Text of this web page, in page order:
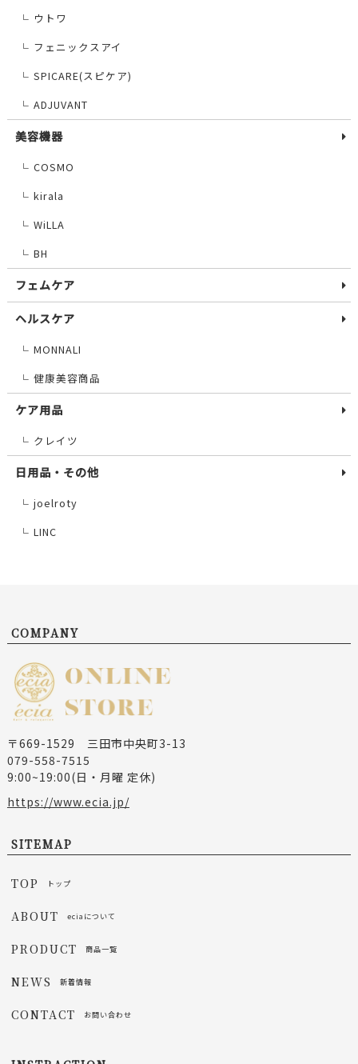
└ ウトワ
└ フェニックスアイ
└ SPICARE(スピケア)
└ ADJUVANT
美容機器
└ COSMO
└ kirala
└ WiLLA
└ BH
フェムケア
ヘルスケア
└ MONNALI
└ 健康美容商品
ケア用品
└ クレイツ
日用品・その他
└ joelroty
└ LINC
COMPANY
〒669-1529 三田市中央町3-13
079-558-7515
9:00~19:00(日・月曜 定休)
https://www.ecia.jp/
SITEMAP
TOP トップ
ABOUT eciaについて
PRODUCT 商品一覧
NEWS 新着情報
CONTACT お問い合わせ